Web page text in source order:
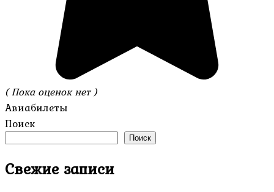
( Пока оценок нет )
Авиабилеты
Поиск
Поиск
Свежие записи